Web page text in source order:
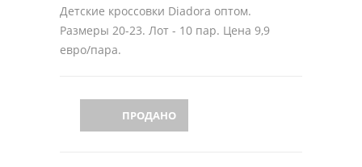
Детские кроссовки Diadora оптом.
Размеры 20-23. Лот - 10 пар. Цена 9,9
евро/пара.
ПРОДАНО